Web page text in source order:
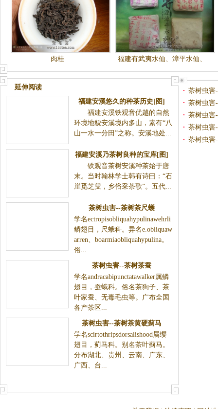
肉桂
福建有武夷水仙、漳平水仙、
闽北水仙、老枞水仙、漳州水
延伸阅读
福建安溪悠久的种茶历史[图]
福建安溪铁观音优越的自然
环境地貌安溪境内多山，素有“八
山一水一分田”之称。安溪地处...
福建安溪乃茶树良种的宝库[图]
铁观音茶树安溪种茶始于唐
末。当时翰林学士韩有诗曰：“石
崖觅芝叟，乡俗采茶歌”。五代...
茶树虫害--茶树茶尺蠖
学名ectropisobliquahypulinawehrli
鳞翅目，尺蛾科。异名e.obliquaw
arren、boarmiaobliquahypulina。
俗...
茶树虫害--茶树茶蚕
学名andracabipunctatawalker属鳞
翅目，蚕蛾科。俗名茶狗子、茶
叶家蚕、无毒毛虫等。广布全国
各产茶区...
茶树虫害--茶树茶黄硬蓟马
学名scirtothripsdorsalishood属缨
翅目，蓟马科。别名茶叶蓟马。
分布湖北、贵州、云南、广东、
广西、台...
茶树虫害
茶树虫害
茶树虫害
茶树虫害
茶树虫害